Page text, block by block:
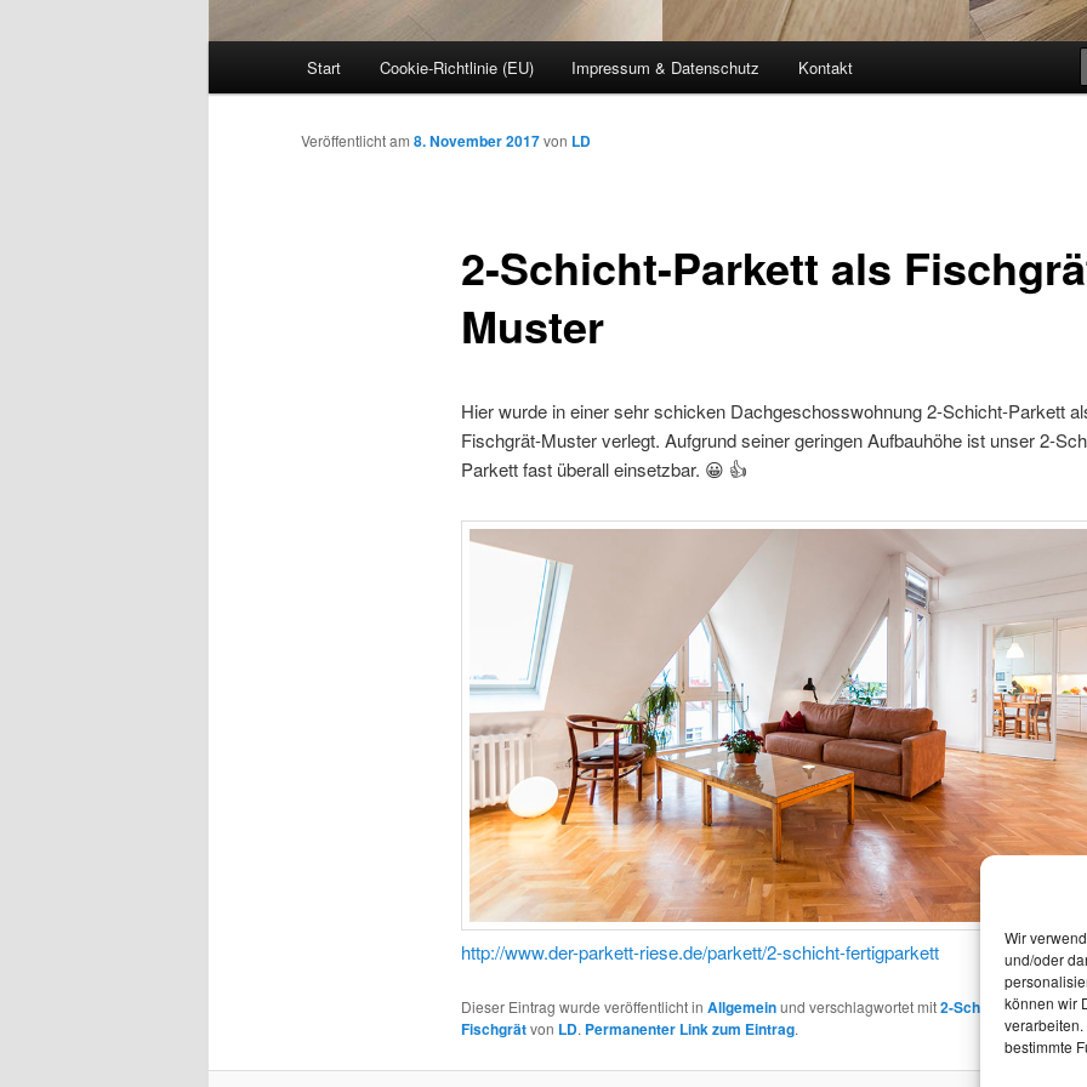
Wir
und/oder
können wir
bestimmte
Start Cookie-Richtlinie (EU) Impressum & Datenschutz Kontakt
2-Schicht-Parkett als
Muster
Veröffentlicht am 8. November 2017von LD
Hier wurde in einer sehr schicken Dachgeschosswohnung 2-Schicht-Parkett
Fischgrät-Muster verlegt. Aufgrund seiner geringen Aufbauhöhe ist unser 2-
Parkett fast überall einsetzbar. 😀 👍
http://www.der-parkett-riese.de/parkett/2-schicht-fertigparkett
Dieser Eintrag wurde veröffentlicht in Allgemeinund verschlagwortet mit2-Schicht,2-
Fischgrätvon LD. Permanenter Link zum Eintrag.